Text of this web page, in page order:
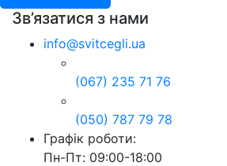
Зв’язатися з нами
info@svitcegli.ua
(067) 235 71 76
(050) 787 79 78
Графік роботи:
Пн-Пт: 09:00-18:00